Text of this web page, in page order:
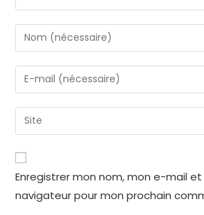
Enter
your
name
or
to
comment
Enter
your
email
address
comment
Enter
your
website
URL
(optional)
Enregistrer mon nom, mon e-mail
navigateur pour mon prochain